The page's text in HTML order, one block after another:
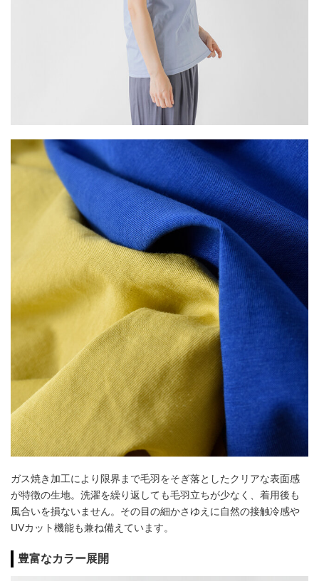
ガス焼き加工により限界まで毛羽をそぎ落としたクリアな表面感
が特徴の生地。洗濯を繰り返しても毛羽立ちが少なく、着用後も
風合いを損ないません。その目の細かさゆえに自然の接触冷感や
UVカット機能も兼ね備えています。
豊富なカラー展開